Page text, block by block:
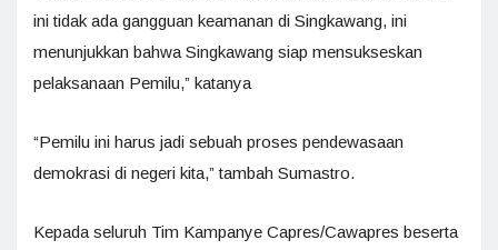
ini tidak ada gangguan keamanan di Singkawang, ini
menunjukkan bahwa Singkawang siap mensukseskan
pelaksanaan Pemilu,” katanya
“Pemilu ini harus jadi sebuah proses pendewasaan
demokrasi di negeri kita,” tambah Sumastro.
Kepada seluruh Tim Kampanye Capres/Cawapres beserta